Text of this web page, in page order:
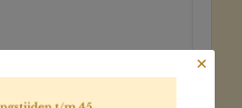
✕